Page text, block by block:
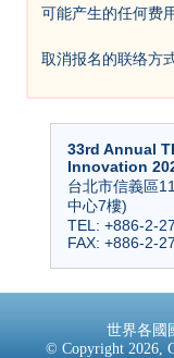
可能产生的任何费
取消报名的联络方
33rd Annual
Innovation
台北市信義區
中心7樓)
TEL: +886-2-
FAX: +886-2-
世界各國
© Copyright 2026,